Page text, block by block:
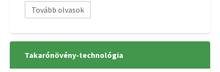
Tovább olvasok
Takarónövény-technológia